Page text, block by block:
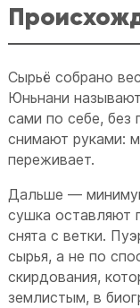
Сырьё собрано
Юньнани
сами по себе,
снимают руками:
переживает.
Дальше —
сушка оставляют
снята с ветки.
сырья, а не по
скирдования,
землистым, в